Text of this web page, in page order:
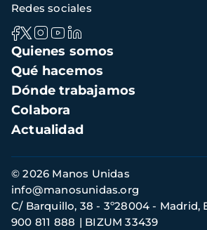
Navegación
principal
Quienes somos
Qué hacemos
Dónde trabajamos
Colabora
Actualidad
Redes sociales
Información
de
contacto
© 2026 Manos Unidas
C/ Barquillo, 38 - 3º28004 - Madrid,
900 811 888
BIZUM 33439
info@manosunidas.org